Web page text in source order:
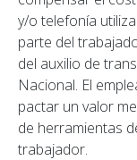
y/o telefonía
parte del
del auxilio de
Nacional. El
pactar un valor
de herramientas
trabajador.